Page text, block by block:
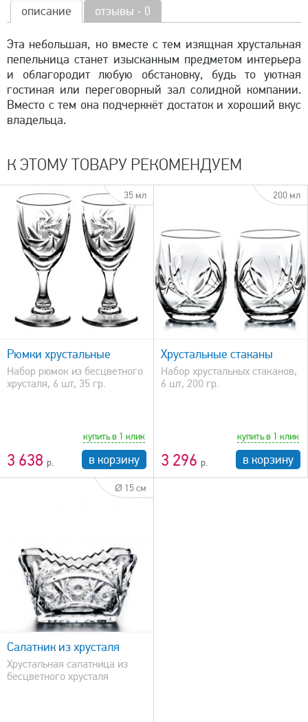
описание отзывы - 0
Эта небольшая, но вместе с тем изящная хрустальная
пепельница станет изысканным предметом интерьера
и облагородит любую обстановку, будь то уютная
гостиная или переговорный зал солидной компании.
Вместо с тем она подчеркнёт достаток и хороший вкус
владельца.
К ЭТОМУ ТОВАРУ РЕКОМЕНДУЕМ
35 мл
Рюмки хрустальные
Набор рюмок из бесцветного
хрусталя, 6 шт, 35 гр.
3 638
купить в 1 клик
в корзину
200 мл
быстрый просмотр
Хрустальные стаканы
Набор хрустальных стаканов,
6 шт, 200 гр.
3 296
купить в 1 клик
в корзину
Ø 15 см
Салатник из хрусталя
Хрустальная салатница из
бесцветного хрусталя